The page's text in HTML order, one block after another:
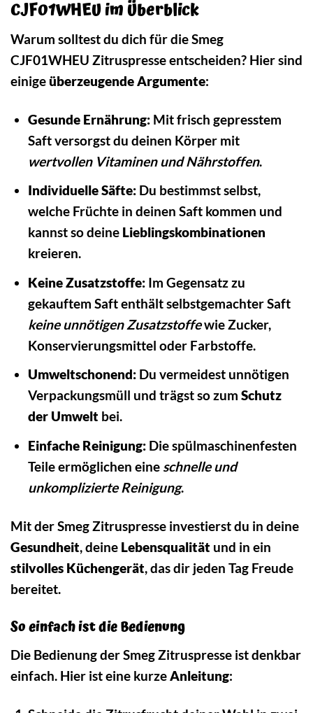
CJF01WHEU im Überblick
Warum solltest du dich für die Smeg
CJF01WHEU Zitruspresse entscheiden? Hier sind
einige überzeugende Argumente:
Gesunde Ernährung:Mit frisch gepresstem
Saft versorgst du deinen Körper mit
wertvollen Vitaminen und Nährstoffen.
Individuelle Säfte:Du bestimmst selbst,
welche Früchte in deinen Saft kommen und
kannst so deine Lieblingskombinationen
kreieren.
Keine Zusatzstoffe:Im Gegensatz zu
gekauftem Saft enthält selbstgemachter Saft
keine unnötigen Zusatzstoffewie Zucker,
Konservierungsmittel oder Farbstoffe.
Umweltschonend:Du vermeidest unnötigen
Verpackungsmüll und trägst so zum Schutz
der Umwelt bei.
Einfache Reinigung:Die spülmaschinenfesten
Teile ermöglichen eine schnelle und
unkomplizierte Reinigung.
Mit der Smeg Zitruspresse investierst du in deine
Gesundheit, deine Lebensqualität und in ein
stilvolles Küchengerät, das dir jeden Tag Freude
bereitet.
So einfach ist die Bedienung
Die Bedienung der Smeg Zitruspresse ist denkbar
einfach. Hier ist eine kurzeAnleitung: